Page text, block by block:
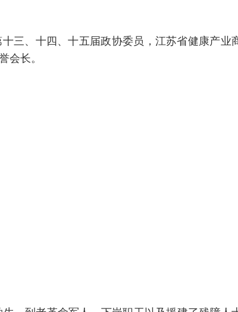
三、十四、十五届政协委员，江苏省健康产业
会长。